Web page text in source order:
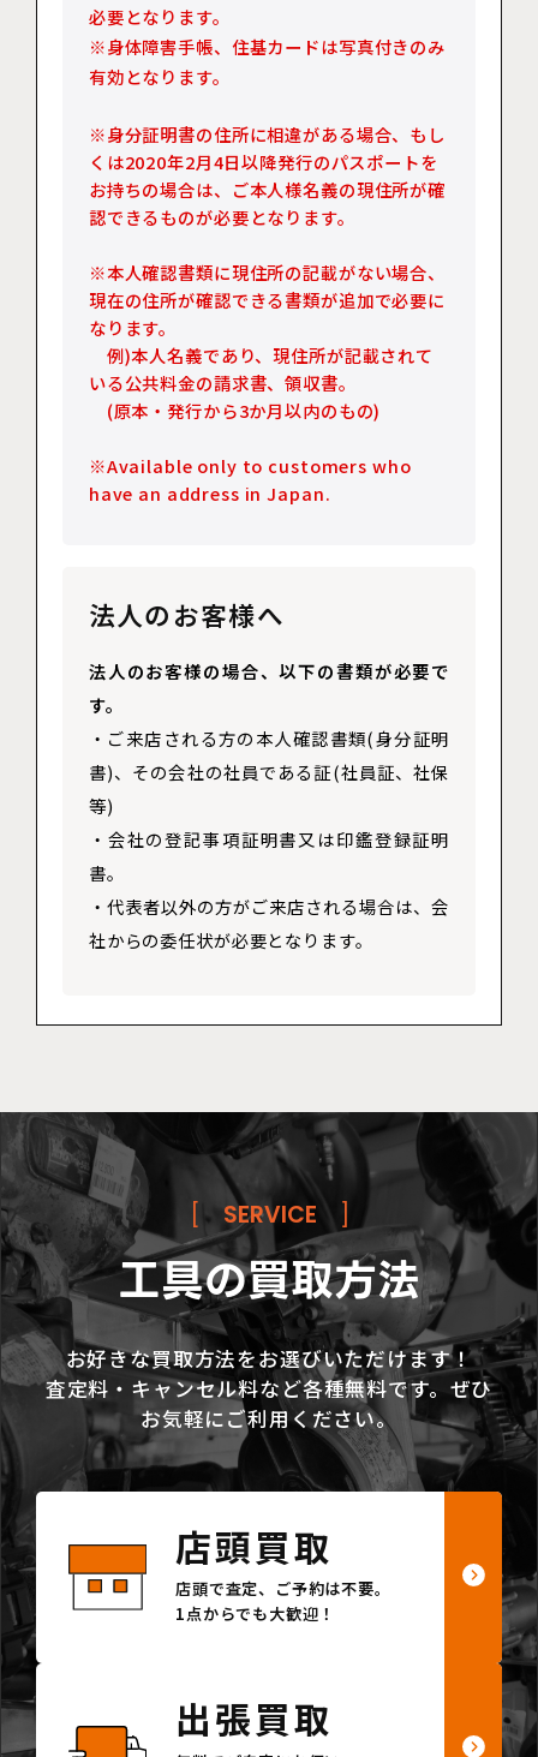
必要となります。
※身体障害手帳、住基カードは写真付きのみ
有効となります。
※身分証明書の住所に相違がある場合、もし
くは2020年2月4日以降発行のパスポートを
お持ちの場合は、ご本人様名義の現住所が確
認できるものが必要となります。
※本人確認書類に現住所の記載がない場合、
現在の住所が確認できる書類が追加で必要に
なります。
例)本人名義であり、現住所が記載されて
いる公共料金の請求書、領収書。
(原本・発行から3か月以内のもの)
※Available only to customers who
have an address in Japan.
法人のお客様へ
法人のお客様の場合、以下の書類が必要で
す。
・ご来店される方の本人確認書類(身分証明
書)、その会社の社員である証(社員証、社保
等)
・会社の登記事項証明書又は印鑑登録証明
書。
・代表者以外の方がご来店される場合は、会
社からの委任状が必要となります。
SERVICE
工具の買取方法
お好きな買取方法をお選びいただけます！
査定料・キャンセル料など各種無料です。ぜひ
お気軽にご利用ください。
店頭買取
店頭で査定、ご予約は不要。
1点からでも大歓迎！
出張買取